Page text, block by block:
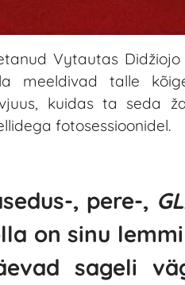
Vytautas
meeldivad talle
kuidas ta seda
fotosessioonidel.
, pere-,
on sinu
sageli